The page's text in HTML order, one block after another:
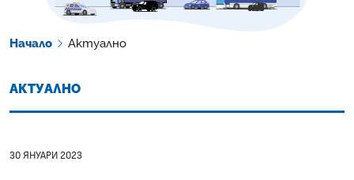
Начало Актуално
АКТУАЛНО
30 ЯНУАРИ 2023